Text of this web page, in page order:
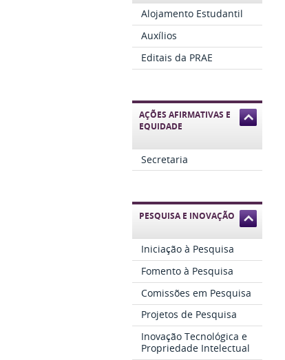
Alojamento Estudantil
Auxílios
Editais da PRAE
AÇÕES AFIRMATIVAS E
EQUIDADE
Secretaria
PESQUISA E INOVAÇÃO
Iniciação à Pesquisa
Fomento à Pesquisa
Comissões em Pesquisa
Projetos de Pesquisa
Inovação Tecnológica e
Propriedade Intelectual